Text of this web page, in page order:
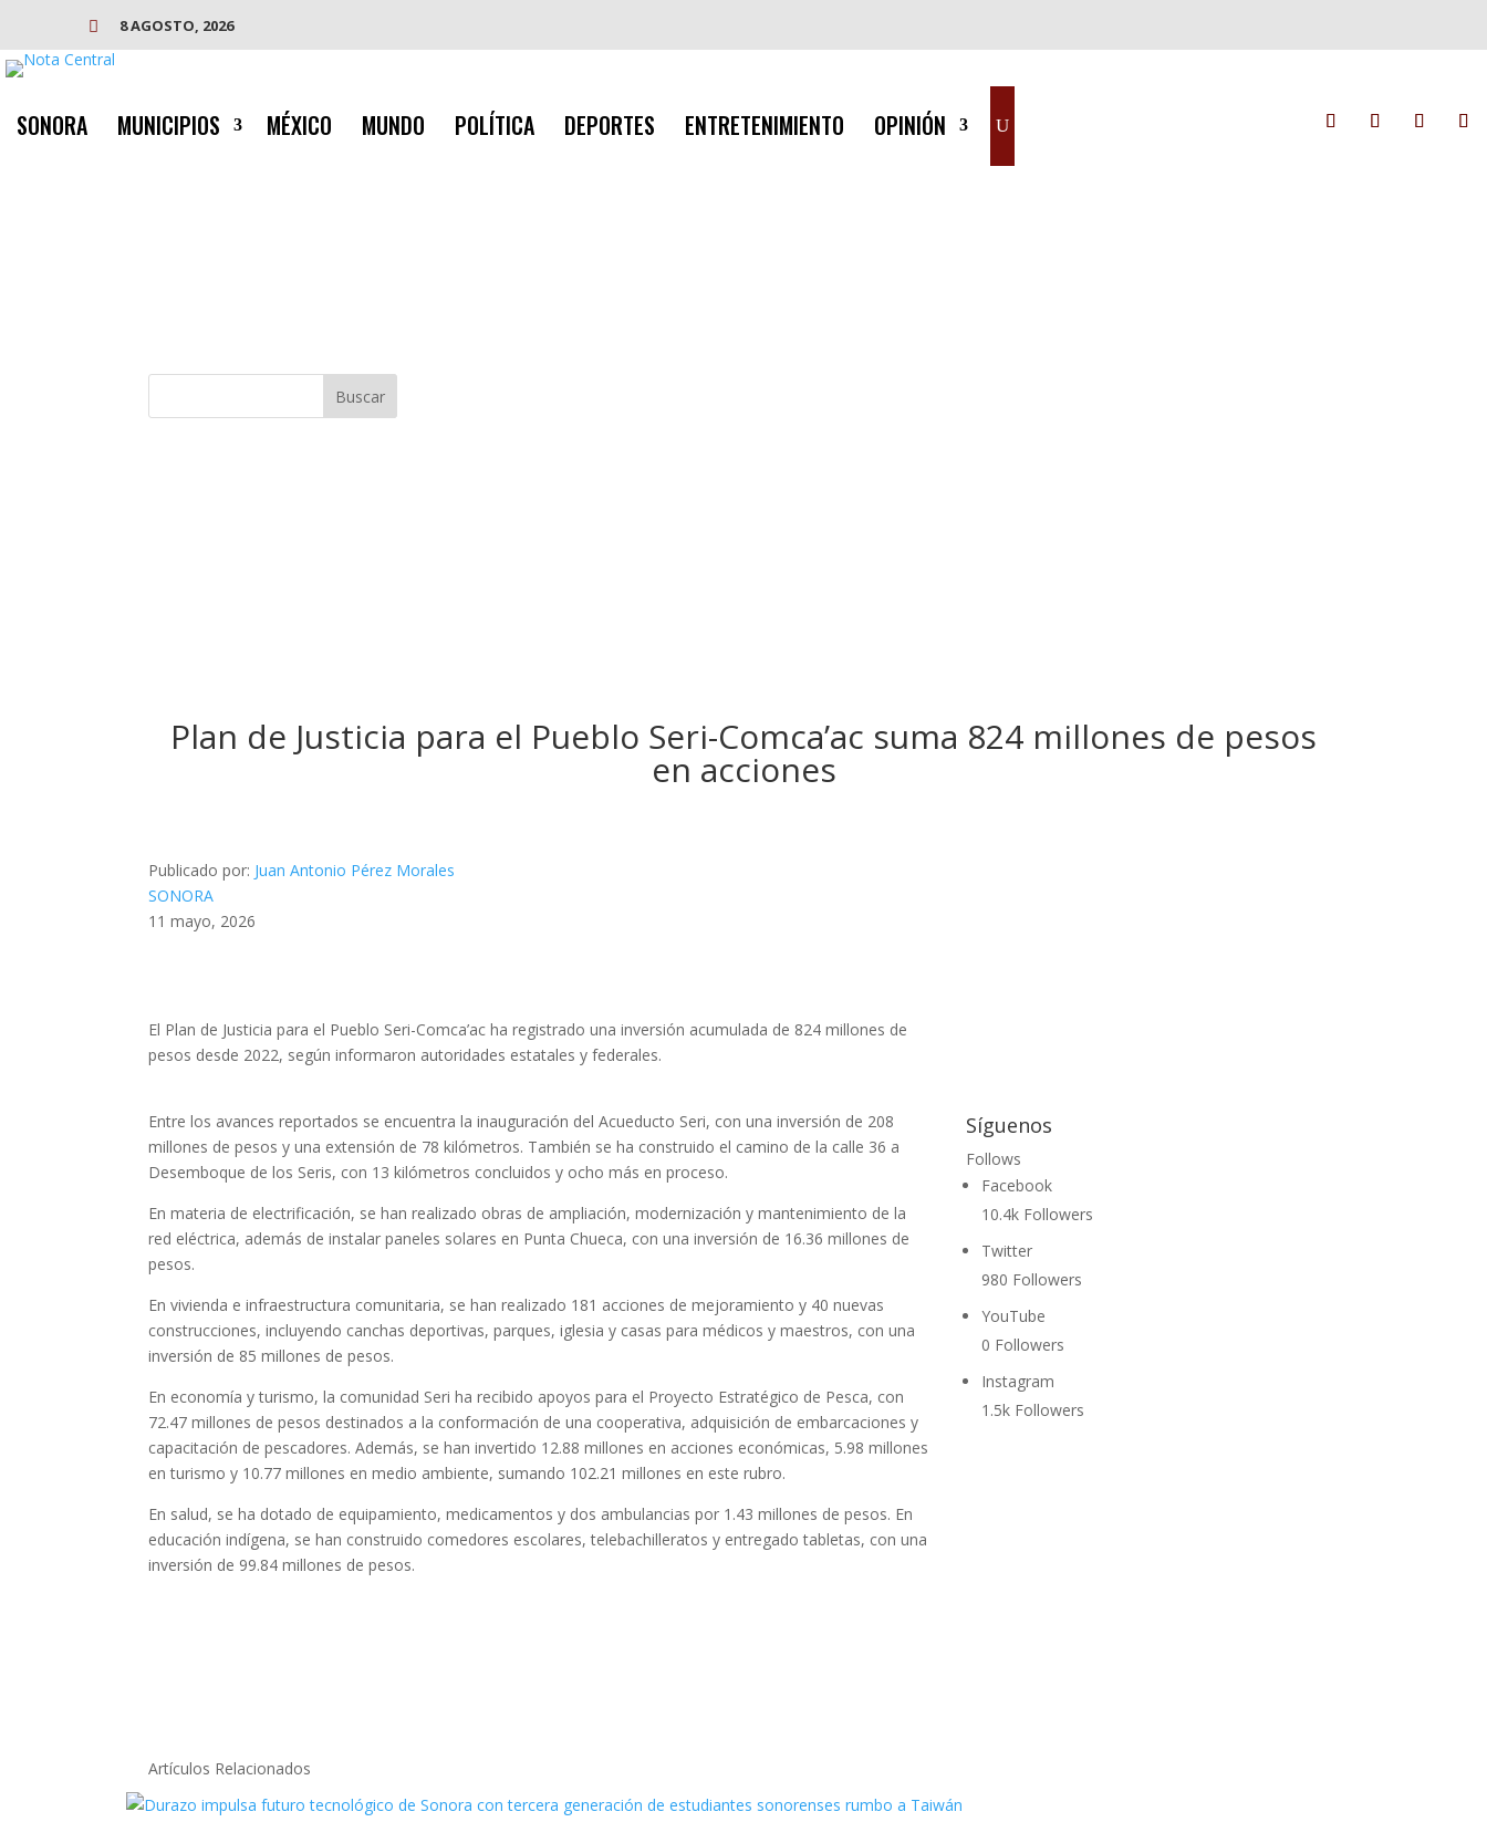
 8 AGOSTO, 2026
SONORA MUNICIPIOS MÉXICO MUNDO POLÍTICA DEPORTES ENTRETENIMIENTO OPINIÓN
Buscar
Plan de Justicia para el Pueblo Seri-Comca’ac suma 824 millones de pesos
en acciones
Publicado por: Juan Antonio Pérez Morales
SONORA
11 mayo, 2026
El Plan de Justicia para el Pueblo Seri-Comca’ac ha registrado una inversión acumulada de 824 millones de
pesos desde 2022, según informaron autoridades estatales y federales.
Entre los avances reportados se encuentra la inauguración del Acueducto Seri, con una inversión de 208
millones de pesos y una extensión de 78 kilómetros. También se ha construido el camino de la calle 36 a
Desemboque de los Seris, con 13 kilómetros concluidos y ocho más en proceso.
En materia de electrificación, se han realizado obras de ampliación, modernización y mantenimiento de la
red eléctrica, además de instalar paneles solares en Punta Chueca, con una inversión de 16.36 millones de
pesos.
En vivienda e infraestructura comunitaria, se han realizado 181 acciones de mejoramiento y 40 nuevas
construcciones, incluyendo canchas deportivas, parques, iglesia y casas para médicos y maestros, con una
inversión de 85 millones de pesos.
En economía y turismo, la comunidad Seri ha recibido apoyos para el Proyecto Estratégico de Pesca, con
72.47 millones de pesos destinados a la conformación de una cooperativa, adquisición de embarcaciones y
capacitación de pescadores. Además, se han invertido 12.88 millones en acciones económicas, 5.98 millones
en turismo y 10.77 millones en medio ambiente, sumando 102.21 millones en este rubro.
En salud, se ha dotado de equipamiento, medicamentos y dos ambulancias por 1.43 millones de pesos. En
educación indígena, se han construido comedores escolares, telebachilleratos y entregado tabletas, con una
inversión de 99.84 millones de pesos.
Síguenos
Follows
Facebook
10.4k Followers
Twitter
980 Followers
YouTube
0 Followers
Instagram
1.5k Followers
Artículos Relacionados